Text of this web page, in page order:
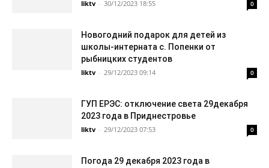
liktv - 30/12/2023 18:55 0
Новогодний подарок для детей из
школы-интерната с. Попенки от
рыбницких студентов
liktv - 29/12/2023 09:14 0
ГУП ЕРЭС: отключение света 29декабря
2023 года в Приднестровье
liktv - 29/12/2023 07:53 0
Погода 29 декабря 2023 года в